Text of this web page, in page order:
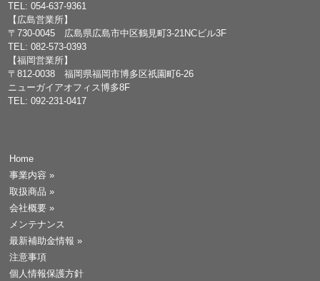
TEL: 054-637-9361
【広島営業所】
〒730-0045 広島県広島市中区鶴見町3-21NCビル3F
TEL: 082-573-0393
【福岡営業所】
〒812-0038 福岡県福岡市博多区祇園町6-26
ニューガイアオフィス博多8F
TEL: 092-231-0417
Home
事業内容 »
取扱商品 »
会社概要 »
メンテナンス
最新補助金情報 »
注意事項
個人情報保護方針